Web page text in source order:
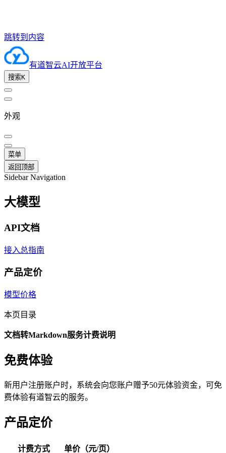
跳转到内容
有道智云AI开放平台
搜索K
外观
菜单
返回顶部
Sidebar Navigation
大模型
API文档
接入总指南
产品定价
模型价格
本页目录
文档转Markdown服务计费说明
免费体验
新用户注册账户时，系统会向您账户赠予50元体验资金，可免
费体验有道智云的服务。
产品定价
计费方式 单价（元/页）